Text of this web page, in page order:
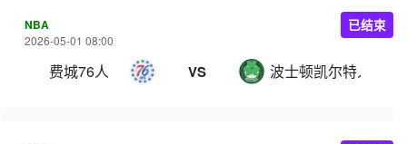
NBA
2026-05-01 08:00
费城76人 VS 波士顿凯尔特人
已结束